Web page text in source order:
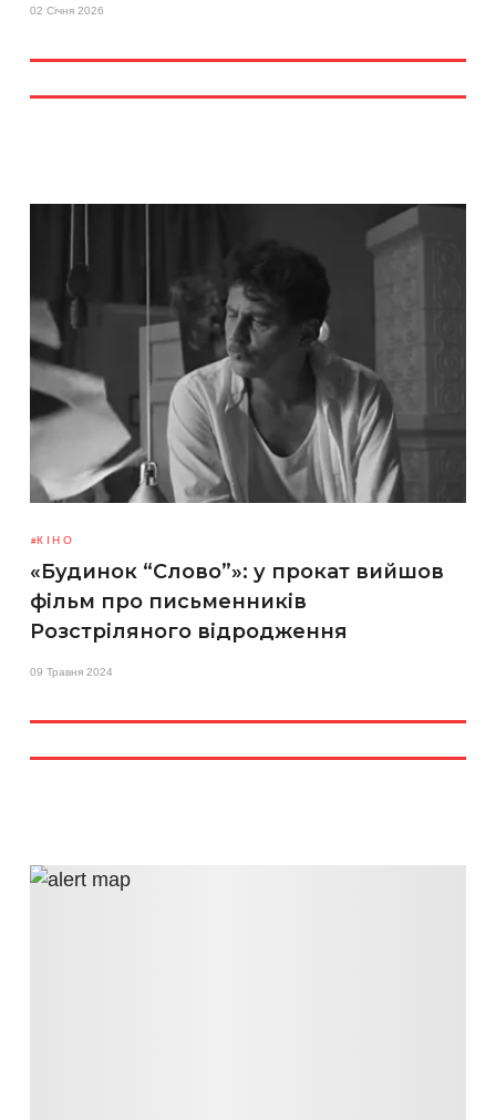
02 Січня 2026
КІНО
«Будинок “Слово”»: у прокат вийшов
фільм про письменників
Розстріляного відродження
09 Травня 2024